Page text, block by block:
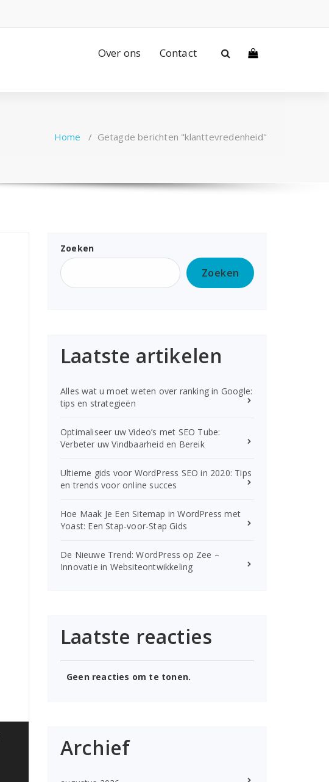
Over ons Contact
Home / Getagde berichten "klanttevredenheid"
Zoeken
Zoeken
Laatste artikelen
Alles wat u moet weten over ranking in Google:
tips en strategieën
Optimaliseer uw Video’s met SEO Tube:
Verbeter uw Vindbaarheid en Bereik
Ultieme gids voor WordPress SEO in 2020: Tips
en trends voor online succes
Hoe Maak Je Een Sitemap in WordPress met
Yoast: Een Stap-voor-Stap Gids
De Nieuwe Trend: WordPress op Zee –
Innovatie in Websiteontwikkeling
Laatste reacties
Geen reacties om te tonen.
Archief